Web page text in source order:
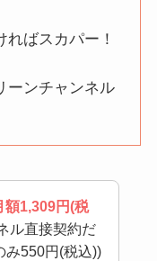
ばスカパー！
ーンチャンネル
額1,309円(税
ル直接契約だ
み550円(税込))